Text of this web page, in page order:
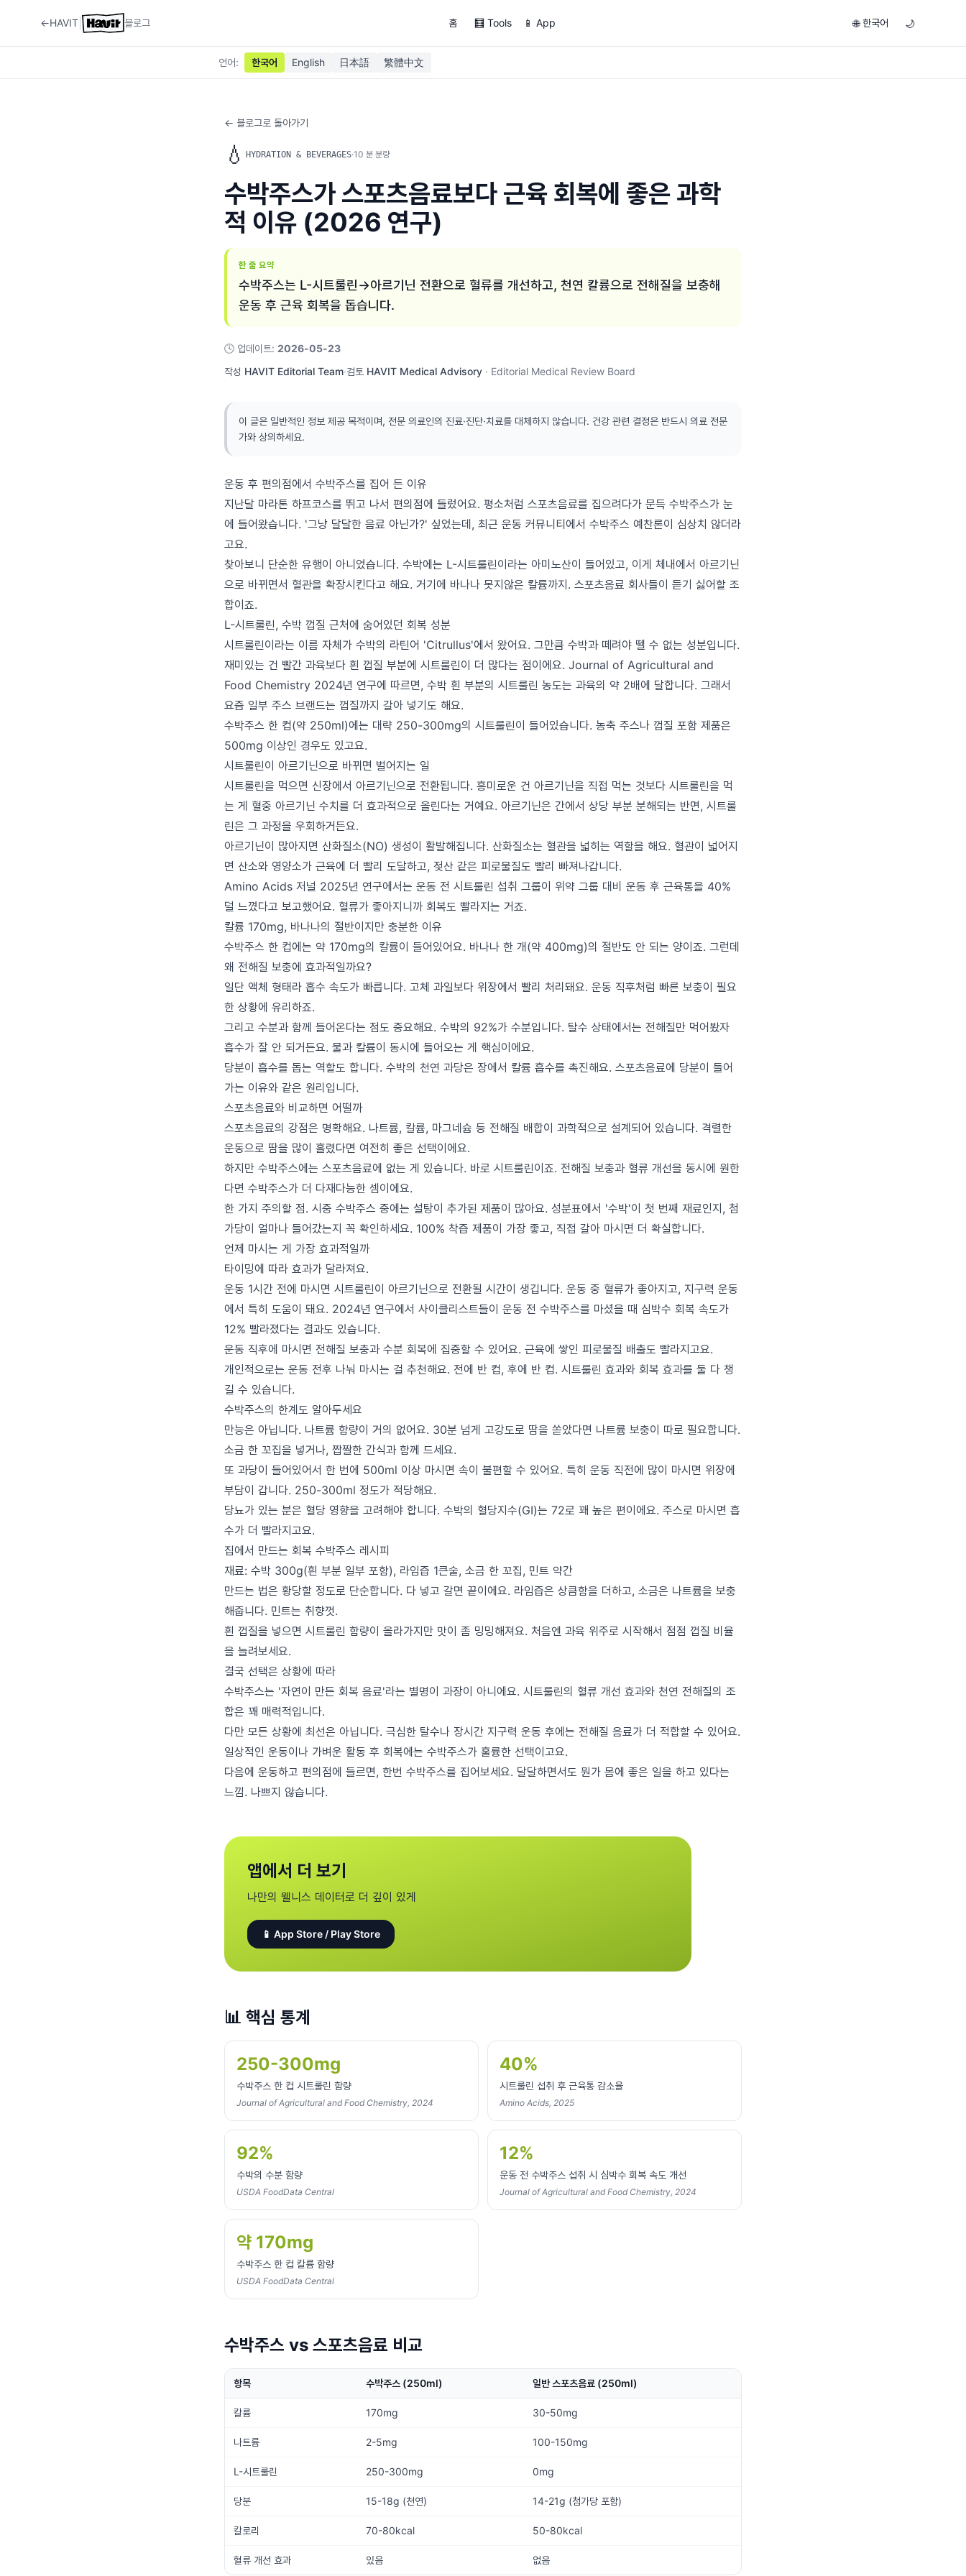
←HAVIT 블로그 홈 🧮 Tools 📱 App 🌐 한국어 🌙
언어: 한국어 English 日本語 繁體中文
← 블로그로 돌아가기
💧 HYDRATION & BEVERAGES·10 분 분량
수박주스가 스포츠음료보다 근육 회복에 좋은 과학
적 이유 (2026 연구)
한 줄 요약
수박주스는 L-시트룰린→아르기닌 전환으로 혈류를 개선하고, 천연 칼륨으로 전해질을 보충해
운동 후 근육 회복을 돕습니다.
🕓 업데이트: 2026-05-23
작성 HAVIT Editorial Team·검토 HAVIT Medical Advisory · Editorial Medical Review Board
이 글은 일반적인 정보 제공 목적이며, 전문 의료인의 진료·진단·치료를 대체하지 않습니다. 건강 관련 결정은 반드시 의료 전문
가와 상의하세요.
운동 후 편의점에서 수박주스를 집어 든 이유
지난달 마라톤 하프코스를 뛰고 나서 편의점에 들렀어요. 평소처럼 스포츠음료를 집으려다가 문득 수박주스가 눈
에 들어왔습니다. '그냥 달달한 음료 아닌가?' 싶었는데, 최근 운동 커뮤니티에서 수박주스 예찬론이 심상치 않더라
고요.
찾아보니 단순한 유행이 아니었습니다. 수박에는 L-시트룰린이라는 아미노산이 들어있고, 이게 체내에서 아르기닌
으로 바뀌면서 혈관을 확장시킨다고 해요. 거기에 바나나 못지않은 칼륨까지. 스포츠음료 회사들이 듣기 싫어할 조
합이죠.
L-시트룰린, 수박 껍질 근처에 숨어있던 회복 성분
시트룰린이라는 이름 자체가 수박의 라틴어 'Citrullus'에서 왔어요. 그만큼 수박과 떼려야 뗄 수 없는 성분입니다.
재미있는 건 빨간 과육보다 흰 껍질 부분에 시트룰린이 더 많다는 점이에요. Journal of Agricultural and
Food Chemistry 2024년 연구에 따르면, 수박 흰 부분의 시트룰린 농도는 과육의 약 2배에 달합니다. 그래서
요즘 일부 주스 브랜드는 껍질까지 갈아 넣기도 해요.
수박주스 한 컵(약 250ml)에는 대략 250-300mg의 시트룰린이 들어있습니다. 농축 주스나 껍질 포함 제품은
500mg 이상인 경우도 있고요.
시트룰린이 아르기닌으로 바뀌면 벌어지는 일
시트룰린을 먹으면 신장에서 아르기닌으로 전환됩니다. 흥미로운 건 아르기닌을 직접 먹는 것보다 시트룰린을 먹
는 게 혈중 아르기닌 수치를 더 효과적으로 올린다는 거예요. 아르기닌은 간에서 상당 부분 분해되는 반면, 시트룰
린은 그 과정을 우회하거든요.
아르기닌이 많아지면 산화질소(NO) 생성이 활발해집니다. 산화질소는 혈관을 넓히는 역할을 해요. 혈관이 넓어지
면 산소와 영양소가 근육에 더 빨리 도달하고, 젖산 같은 피로물질도 빨리 빠져나갑니다.
Amino Acids 저널 2025년 연구에서는 운동 전 시트룰린 섭취 그룹이 위약 그룹 대비 운동 후 근육통을 40%
덜 느꼈다고 보고했어요. 혈류가 좋아지니까 회복도 빨라지는 거죠.
칼륨 170mg, 바나나의 절반이지만 충분한 이유
수박주스 한 컵에는 약 170mg의 칼륨이 들어있어요. 바나나 한 개(약 400mg)의 절반도 안 되는 양이죠. 그런데
왜 전해질 보충에 효과적일까요?
일단 액체 형태라 흡수 속도가 빠릅니다. 고체 과일보다 위장에서 빨리 처리돼요. 운동 직후처럼 빠른 보충이 필요
한 상황에 유리하죠.
그리고 수분과 함께 들어온다는 점도 중요해요. 수박의 92%가 수분입니다. 탈수 상태에서는 전해질만 먹어봤자
흡수가 잘 안 되거든요. 물과 칼륨이 동시에 들어오는 게 핵심이에요.
당분이 흡수를 돕는 역할도 합니다. 수박의 천연 과당은 장에서 칼륨 흡수를 촉진해요. 스포츠음료에 당분이 들어
가는 이유와 같은 원리입니다.
스포츠음료와 비교하면 어떨까
스포츠음료의 강점은 명확해요. 나트륨, 칼륨, 마그네슘 등 전해질 배합이 과학적으로 설계되어 있습니다. 격렬한
운동으로 땀을 많이 흘렸다면 여전히 좋은 선택이에요.
하지만 수박주스에는 스포츠음료에 없는 게 있습니다. 바로 시트룰린이죠. 전해질 보충과 혈류 개선을 동시에 원한
다면 수박주스가 더 다재다능한 셈이에요.
한 가지 주의할 점. 시중 수박주스 중에는 설탕이 추가된 제품이 많아요. 성분표에서 '수박'이 첫 번째 재료인지, 첨
가당이 얼마나 들어갔는지 꼭 확인하세요. 100% 착즙 제품이 가장 좋고, 직접 갈아 마시면 더 확실합니다.
언제 마시는 게 가장 효과적일까
타이밍에 따라 효과가 달라져요.
운동 1시간 전에 마시면 시트룰린이 아르기닌으로 전환될 시간이 생깁니다. 운동 중 혈류가 좋아지고, 지구력 운동
에서 특히 도움이 돼요. 2024년 연구에서 사이클리스트들이 운동 전 수박주스를 마셨을 때 심박수 회복 속도가
12% 빨라졌다는 결과도 있습니다.
운동 직후에 마시면 전해질 보충과 수분 회복에 집중할 수 있어요. 근육에 쌓인 피로물질 배출도 빨라지고요.
개인적으로는 운동 전후 나눠 마시는 걸 추천해요. 전에 반 컵, 후에 반 컵. 시트룰린 효과와 회복 효과를 둘 다 챙
길 수 있습니다.
수박주스의 한계도 알아두세요
만능은 아닙니다. 나트륨 함량이 거의 없어요. 30분 넘게 고강도로 땀을 쏟았다면 나트륨 보충이 따로 필요합니다.
소금 한 꼬집을 넣거나, 짭짤한 간식과 함께 드세요.
또 과당이 들어있어서 한 번에 500ml 이상 마시면 속이 불편할 수 있어요. 특히 운동 직전에 많이 마시면 위장에
부담이 갑니다. 250-300ml 정도가 적당해요.
당뇨가 있는 분은 혈당 영향을 고려해야 합니다. 수박의 혈당지수(GI)는 72로 꽤 높은 편이에요. 주스로 마시면 흡
수가 더 빨라지고요.
집에서 만드는 회복 수박주스 레시피
재료: 수박 300g(흰 부분 일부 포함), 라임즙 1큰술, 소금 한 꼬집, 민트 약간
만드는 법은 황당할 정도로 단순합니다. 다 넣고 갈면 끝이에요. 라임즙은 상큼함을 더하고, 소금은 나트륨을 보충
해줍니다. 민트는 취향껏.
흰 껍질을 넣으면 시트룰린 함량이 올라가지만 맛이 좀 밍밍해져요. 처음엔 과육 위주로 시작해서 점점 껍질 비율
을 늘려보세요.
결국 선택은 상황에 따라
수박주스는 '자연이 만든 회복 음료'라는 별명이 과장이 아니에요. 시트룰린의 혈류 개선 효과와 천연 전해질의 조
합은 꽤 매력적입니다.
다만 모든 상황에 최선은 아닙니다. 극심한 탈수나 장시간 지구력 운동 후에는 전해질 음료가 더 적합할 수 있어요.
일상적인 운동이나 가벼운 활동 후 회복에는 수박주스가 훌륭한 선택이고요.
다음에 운동하고 편의점에 들르면, 한번 수박주스를 집어보세요. 달달하면서도 뭔가 몸에 좋은 일을 하고 있다는
느낌. 나쁘지 않습니다.
앱에서 더 보기
나만의 웰니스 데이터로 더 깊이 있게
📱 App Store / Play Store
📊 핵심 통계
250-300mg
수박주스 한 컵 시트룰린 함량
Journal of Agricultural and Food Chemistry, 2024
40%
시트룰린 섭취 후 근육통 감소율
Amino Acids, 2025
92%
수박의 수분 함량
USDA FoodData Central
12%
운동 전 수박주스 섭취 시 심박수 회복 속도 개선
Journal of Agricultural and Food Chemistry, 2024
약 170mg
수박주스 한 컵 칼륨 함량
USDA FoodData Central
수박주스 vs 스포츠음료 비교
항목 수박주스 (250ml) 일반 스포츠음료 (250ml)
칼륨 170mg 30-50mg
나트륨 2-5mg 100-150mg
L-시트룰린 250-300mg 0mg
당분 15-18g (천연) 14-21g (첨가당 포함)
칼로리 70-80kcal 50-80kcal
혈류 개선 효과 있음 없음